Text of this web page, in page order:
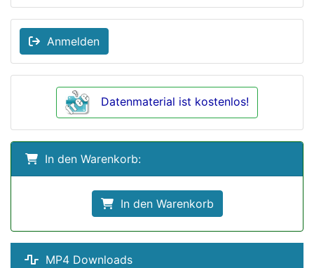
Anmelden
Datenmaterial ist kostenlos!
In den Warenkorb:
In den Warenkorb
MP4 Downloads